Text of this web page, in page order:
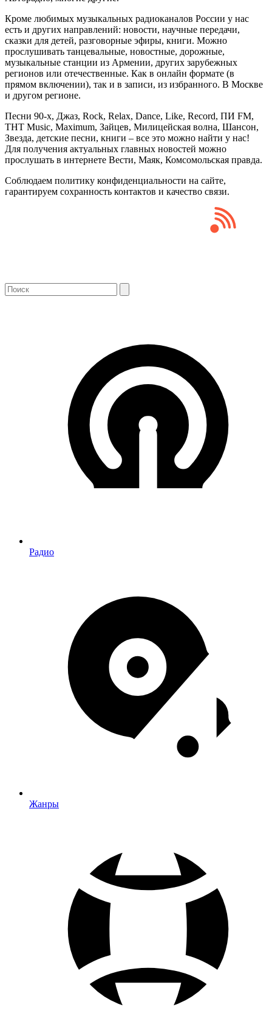
Кроме любимых музыкальных радиоканалов России у нас
есть и других направлений: новости, научные передачи,
сказки для детей, разговорные эфиры, книги. Можно
прослушивать танцевальные, новостные, дорожные,
музыкальные станции из Армении, других зарубежных
регионов или отечественные. Как в онлайн формате (в
прямом включении), так и в записи, из избранного. В Москве
и другом регионе.
Песни 90-х, Джаз, Rock, Relax, Dance, Like, Record, ПИ FM,
ТНТ Music, Maximum, Зайцев, Милицейская волна, Шансон,
Звезда, детские песни, книги – все это можно найти у нас!
Для получения актуальных главных новостей можно
прослушать в интернете Вести, Маяк, Комсомольская правда.
Соблюдаем политику конфиденциальности на сайте,
гарантируем сохранность контактов и качество связи.
Радио
Жанры